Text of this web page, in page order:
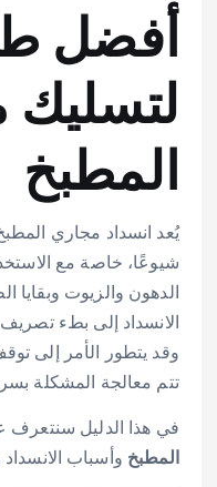
أفضل
المطبخ
يُعد انسداد مجاري
شيوعًا، خاصة مع
الدهون والزيوت وبقايا
الانسداد إلى بطء تصريف
وقد يتطور الأمر إلى
تتم معالجة المشكلة
في هذا الدليل
المطبخ وأسباب